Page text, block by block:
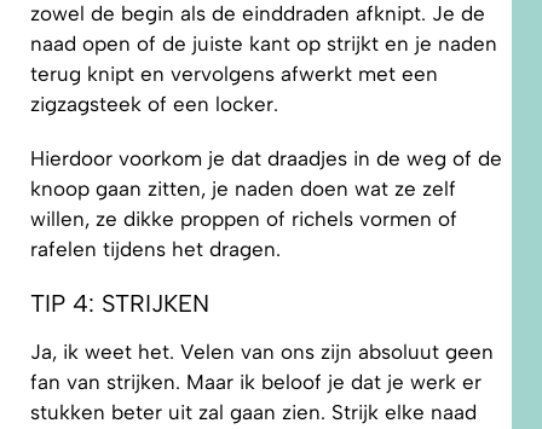
zowel de begin als de einddraden afknipt. Je de
naad open of de juiste kant op strijkt en je naden
terug knipt en vervolgens afwerkt met een
zigzagsteek of een locker.
Hierdoor voorkom je dat draadjes in de weg of de
knoop gaan zitten, je naden doen wat ze zelf
willen, ze dikke proppen of richels vormen of
rafelen tijdens het dragen.
TIP 4: STRIJKEN
Ja, ik weet het. Velen van ons zijn absoluut geen
fan van strijken. Maar ik beloof je dat je werk er
stukken beter uit zal gaan zien. Strijk elke naad